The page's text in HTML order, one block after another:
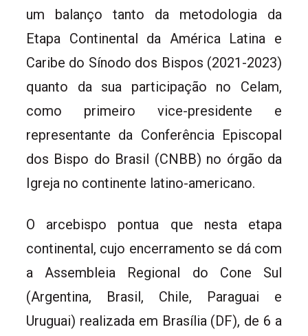
um balanço tanto da metodologia da
Etapa Continental da América Latina e
Caribe do Sínodo dos Bispos (2021-2023)
quanto da sua participação no Celam,
como primeiro vice-presidente e
representante da Conferência Episcopal
dos Bispo do Brasil (CNBB) no órgão da
Igreja no continente latino-americano.
O arcebispo pontua que nesta etapa
continental, cujo encerramento se dá com
a Assembleia Regional do Cone Sul
(Argentina, Brasil, Chile, Paraguai e
Uruguai) realizada em Brasília (DF), de 6 a